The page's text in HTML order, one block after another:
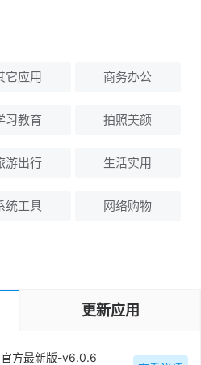
它应用 商务办公
习教育 拍照美颜
游出行 生活实用
统工具 网络购物
更新应用
方最新版-v6.0.6